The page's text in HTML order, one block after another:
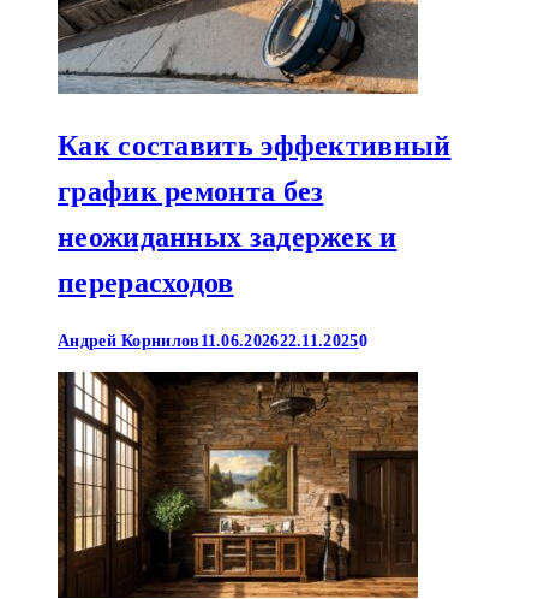
Как составить эффективный
график ремонта без
неожиданных задержек и
перерасходов
Андрей Корнилов 11.06.202622.11.20250